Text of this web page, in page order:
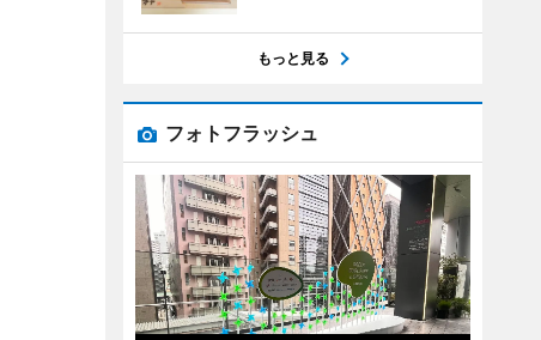
もっと見る
フォトフラッシュ